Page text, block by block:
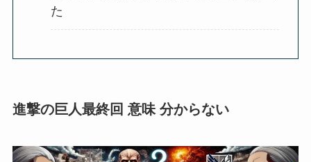
た
進撃の巨人最終回 意味 分からない